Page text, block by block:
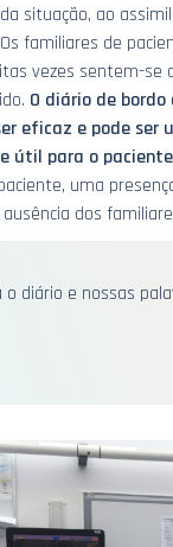
situação, ao
familiares de
vezes sentem-se
O diário de
eficaz e pode ser
útil para o
uma
dos
diário e nossas